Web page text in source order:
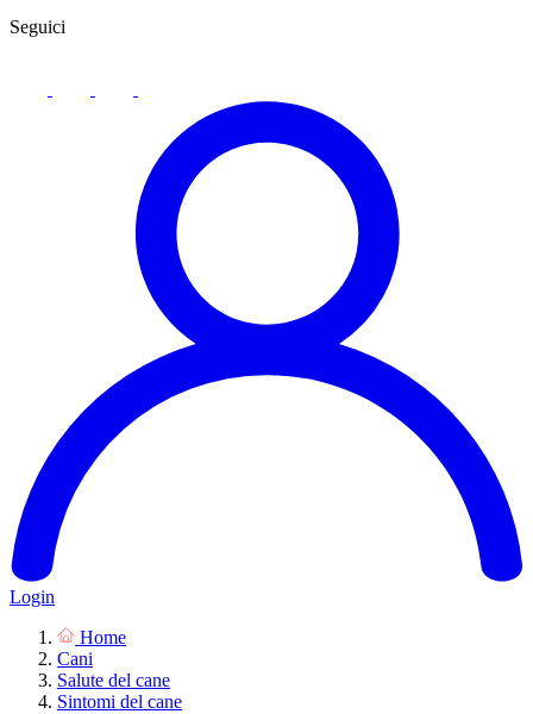
Seguici
Login
Home
Cani
Salute del cane
Sintomi del cane